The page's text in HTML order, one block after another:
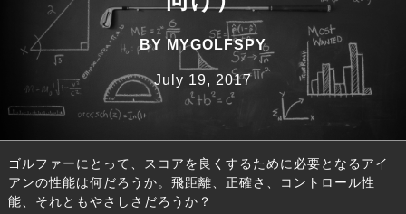
BY MYGOLFSPY
July 19, 2017
ゴルファーにとって、スコアを良くするために必要となるアイ
アンの性能は何だろうか。飛距離、正確さ、コントロール性
能、それともやさしさだろうか？
テスト・データ検証
Golf News ゴルフニュース
REVIEWS 製品レビュー
FAIRWAY WOODS フェアウェイウッド
力してください。